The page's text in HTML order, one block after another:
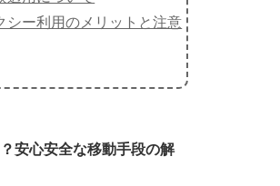
シー利用のメリットと注意
安心安全な移動手段の解